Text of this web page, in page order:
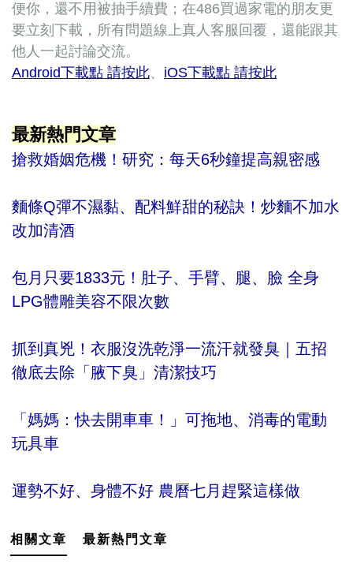
便你，還不用被抽手續費；在486買過家電的朋友更
要立刻下載，所有問題線上真人客服回覆，還能跟其
他人一起討論交流。
Android下載點 請按此、 iOS下載點 請按此
最新熱門文章
搶救婚姻危機！研究：每天6秒鐘提高親密感
麵條Q彈不濕黏、配料鮮甜的秘訣！炒麵不加水
改加清酒
包月只要1833元！肚子、手臂、腿、臉 全身
LPG體雕美容不限次數
抓到真兇！衣服沒洗乾淨一流汗就發臭｜五招
徹底去除「腋下臭」清潔技巧
「媽媽：快去開車車！」可拖地、消毒的電動
玩具車
運勢不好、身體不好 農曆七月趕緊這樣做
相關文章 最新熱門文章